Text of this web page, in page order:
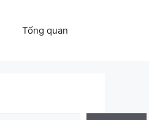
Tổng quan